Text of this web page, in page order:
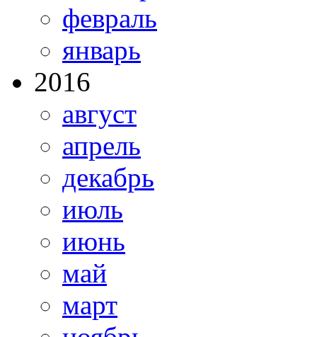
февраль
январь
2016
август
апрель
декабрь
июль
июнь
май
март